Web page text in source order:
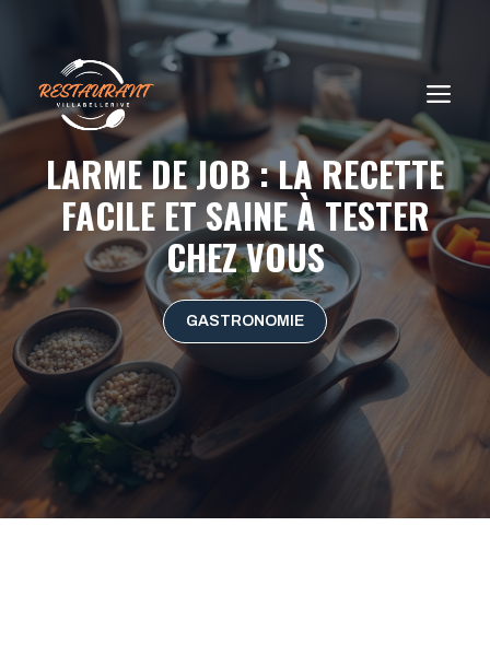
contenu
LARME DE JOB : LA RECETTE
FACILE ET SAINE À TESTER
CHEZ VOUS
GASTRONOMIE